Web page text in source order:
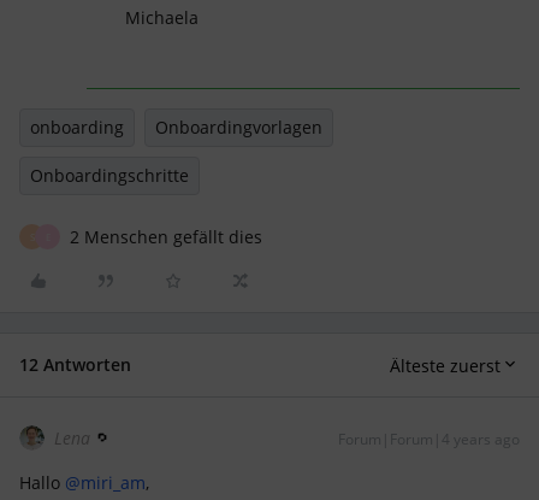
Michaela
onboarding Onboardingvorlagen
Onboardingschritte
2 Menschen gefällt dies
12 Antworten Älteste zuerst
Lena Forum|Forum|4 years ago
Hallo @miri_am,